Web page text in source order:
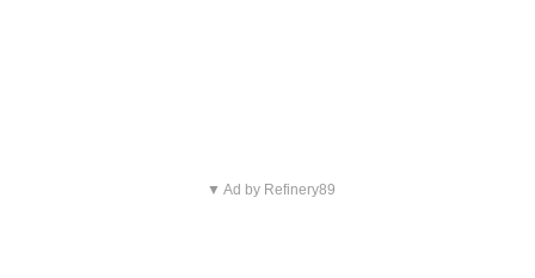
▼ Ad by Refinery89